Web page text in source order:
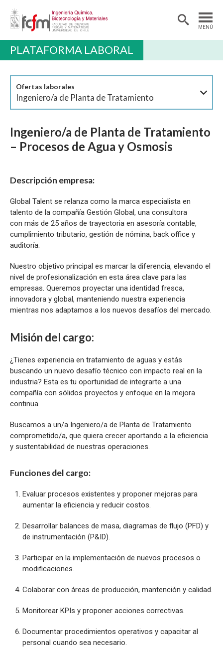
MENÚ
DEPARTAMENTO
POSTGRADO Y EDUCACIÓN CONTINUA
INVESTIGACIÓN
ALUMNI
EXTENSIÓN
PLATAFORMA LABORAL
Ofertas laborales
Ingeniero/a de Planta de Tratamiento
Ingeniero/a de Planta de Tratamiento
– Procesos de Agua y Osmosis
Descripción empresa:
Global Talent se relanza como la marca especialista en
talento de la compañía Gestión Global, una consultora
con más de 25 años de trayectoria en asesoría contable,
cumplimiento tributario, gestión de nómina, back office y
auditoría.
Nuestro objetivo principal es marcar la diferencia, elevando el
nivel de profesionalización en esta área clave para las
empresas. Queremos proyectar una identidad fresca,
innovadora y global, manteniendo nuestra experiencia
mientras nos adaptamos a los nuevos desafíos del mercado.
Misión del cargo:
¿Tienes experiencia en tratamiento de aguas y estás
buscando un nuevo desafío técnico con impacto real en la
industria? Esta es tu oportunidad de integrarte a una
compañía con sólidos proyectos y enfoque en la mejora
continua.
Buscamos a un/a Ingeniero/a de Planta de Tratamiento
comprometido/a, que quiera crecer aportando a la eficiencia
y sustentabilidad de nuestras operaciones.
Funciones del cargo:
Evaluar procesos existentes y proponer mejoras para
aumentar la eficiencia y reducir costos.
Desarrollar balances de masa, diagramas de flujo (PFD) y
de instrumentación (P&ID).
Participar en la implementación de nuevos procesos o
modificaciones.
Colaborar con áreas de producción, mantención y calidad.
Monitorear KPIs y proponer acciones correctivas.
Documentar procedimientos operativos y capacitar al
personal cuando sea necesario.